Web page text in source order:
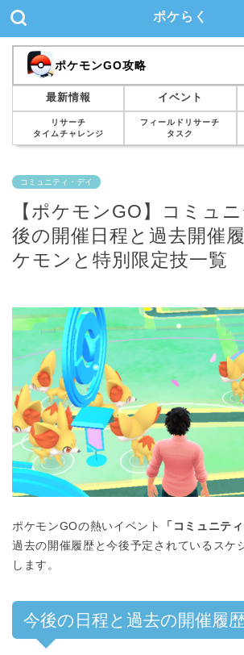
ポケらく
ポケモンGO攻略
最新情報 イベント
リサーチ
タイムチャレンジ
フィールドリサーチ
タスク
コミュニティ・デイ
【ポケモンGO】コミュ
後の開催日程と過去開催
ケモンと特別限定技一覧
ポケモンGOの熱いイベント 「コミュニテ
過去の開催履歴と今後予定されているスケ
します。
今後の日程と過去の開催履